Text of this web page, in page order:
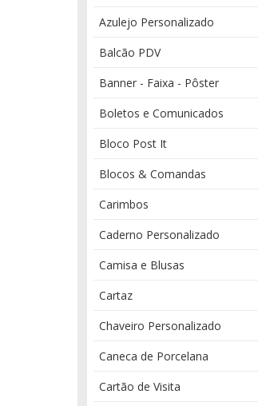
Azulejo Personalizado
Balcão PDV
Banner - Faixa - Pôster
Boletos e Comunicados
Bloco Post It
Blocos & Comandas
Carimbos
Caderno Personalizado
Camisa e Blusas
Cartaz
Chaveiro Personalizado
Caneca de Porcelana
Cartão de Visita